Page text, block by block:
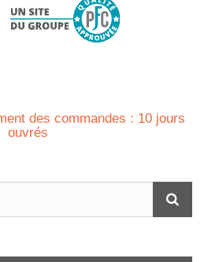
des commandes : 10 jours
ouvrés